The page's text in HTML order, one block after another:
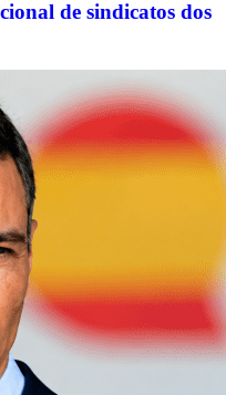
de sindicatos dos